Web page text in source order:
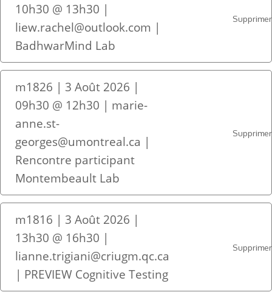
10h30 @ 13h30 |
liew.rachel@outlook.com |
BadhwarMind Lab
Supprimer
m1826 | 3 Août 2026 |
09h30 @ 12h30 | marie-
anne.st-
georges@umontreal.ca |
Rencontre participant
Montembeault Lab
Supprimer
m1816 | 3 Août 2026 |
13h30 @ 16h30 |
lianne.trigiani@criugm.qc.ca
| PREVIEW Cognitive Testing
Supprimer